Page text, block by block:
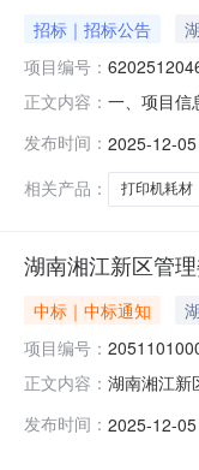
招标｜招标公告
项目编号：
正文内容： 一、项目信
要求购买数
发布时间： 2025-12-
相关产品：
打印机耗材
湖南湘江新区管
中标｜中标通知
项目编号：
正文内容： 湖南湘江新
南湘江新区
发布时间： 2025-12-